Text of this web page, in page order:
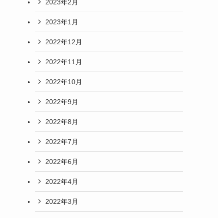
2023年2月
2023年1月
2022年12月
2022年11月
2022年10月
2022年9月
2022年8月
2022年7月
2022年6月
2022年4月
2022年3月